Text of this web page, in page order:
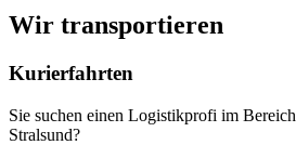
Wir transportieren
Kurierfahrten
Sie suchen einen Logistikprofi im Bereich
Stralsund?